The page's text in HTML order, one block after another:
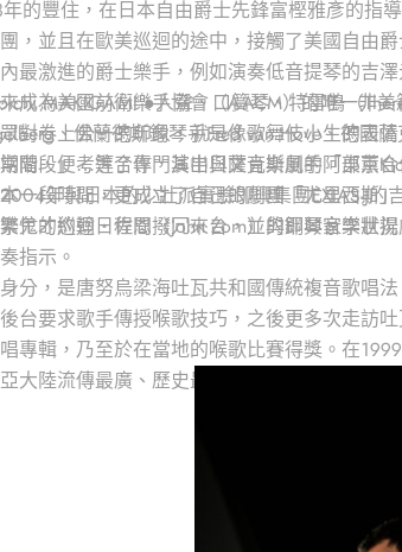
年的豐住，在日本自由爵士先鋒富樫雅彥的指
團，並且在歐美巡迴的途中，接觸了美國自由
最激進的爵士樂手，例如演奏低音提琴的吉
成為美國前衛樂手協會（AACM）的唯一非
、佛蘭德斯鋼琴手Fred van Hove、德國
階段」…等合作，其中與薩克斯風手阿部薰
年與日本的少壯派實驗即興集團EXIAS-J
忙的巡迴日程間撥冗來台，並與鋼琴家李世
MAKIGAMI ●人聲、口簧琴、特雷鳴（
對卷上公一的印象，就是像歌舞伎小生的表
間，便考進了專門演出日文音樂劇的「東京
一段時間，更成立了自己的劇團「尤里西斯
鬼才約翰‧佐恩（John Zorn）的即興音樂狀
指示。
分，是唐努烏梁海吐瓦共和國傳統複音歌唱
台要求歌手傳授喉歌技巧，之後更多次走訪
專輯，乃至於在當地的喉歌比賽得獎。在
大陸流傳最廣、歷史最久的樂器「口簧琴」